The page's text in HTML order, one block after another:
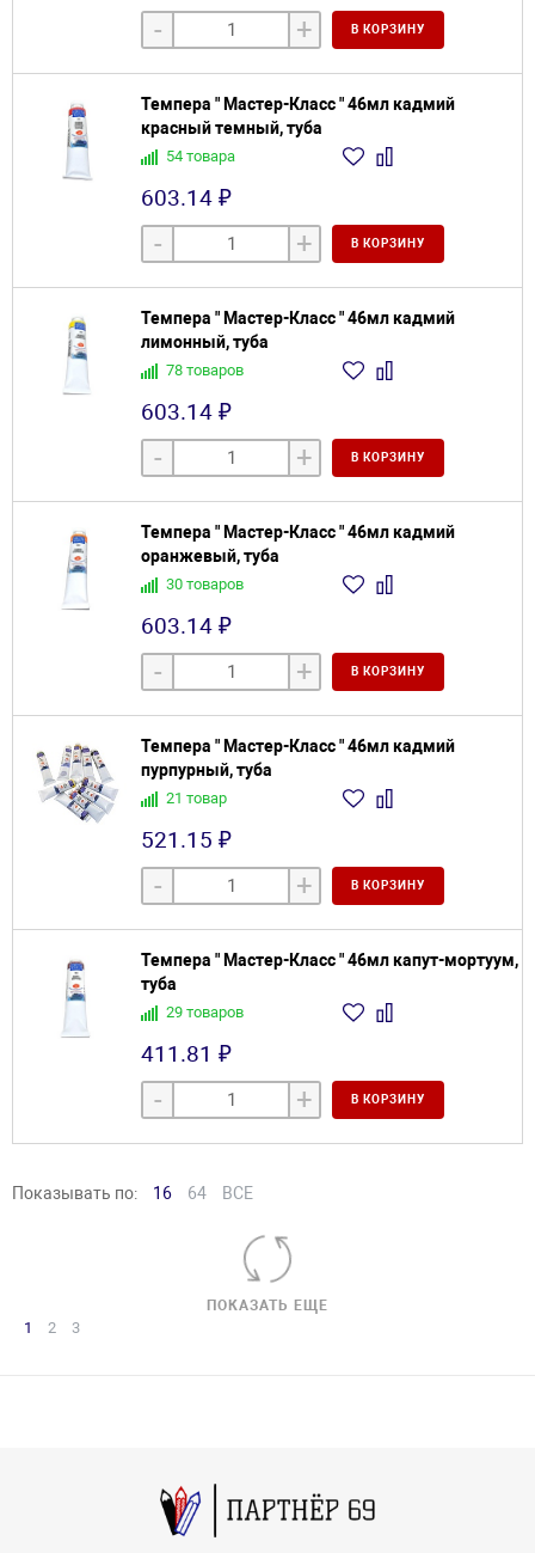
- + В КОРЗИНУ
Темпера " Мастер-Класс " 46мл кадмий
красный темный, туба
54 товара
603.14 ₽
- + В КОРЗИНУ
Темпера " Мастер-Класс " 46мл кадмий
лимонный, туба
78 товаров
603.14 ₽
- + В КОРЗИНУ
Темпера " Мастер-Класс " 46мл кадмий
оранжевый, туба
30 товаров
603.14 ₽
- + В КОРЗИНУ
Темпера " Мастер-Класс " 46мл кадмий
пурпурный, туба
21 товар
521.15 ₽
- + В КОРЗИНУ
Темпера " Мастер-Класс " 46мл капут-мортуум,
туба
29 товаров
411.81 ₽
- + В КОРЗИНУ
Показывать по: 16 64 ВСЕ
ПОКАЗАТЬ ЕЩЕ
1 2 3